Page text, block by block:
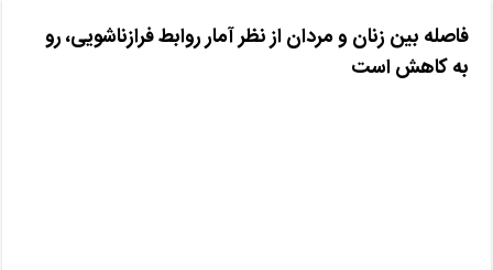
فاصله بین زنان و مردان از نظر آمار روابط فرازناشویی، رو
به کاهش است